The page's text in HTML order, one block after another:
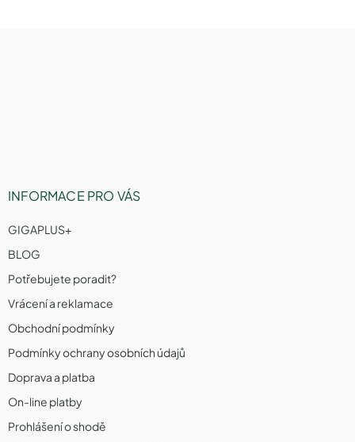
INFORMACE PRO VÁS
GIGAPLUS+
BLOG
Potřebujete poradit?
Vrácení a reklamace
Obchodní podmínky
Podmínky ochrany osobních údajů
Doprava a platba
On-line platby
Prohlášení o shodě